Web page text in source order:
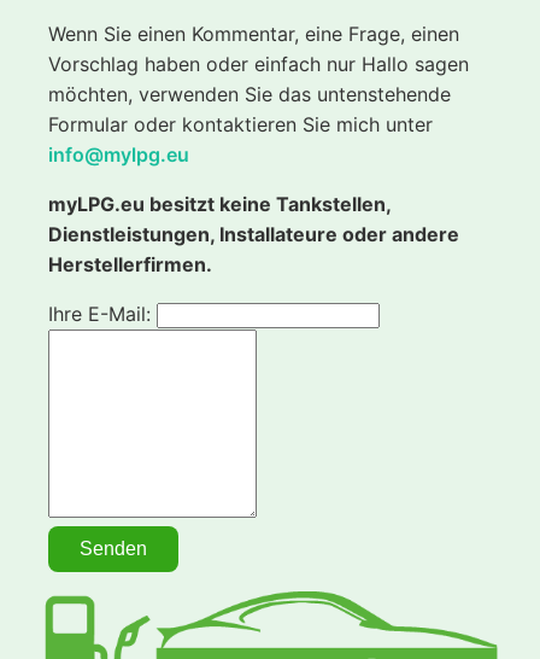
Wenn Sie einen Kommentar, eine Frage, einen
Vorschlag haben oder einfach nur Hallo sagen
möchten, verwenden Sie das untenstehende
Formular oder kontaktieren Sie mich unter
info@mylpg.eu
myLPG.eu besitzt keine Tankstellen,
Dienstleistungen, Installateure oder andere
Herstellerfirmen.
Ihre E-Mail: